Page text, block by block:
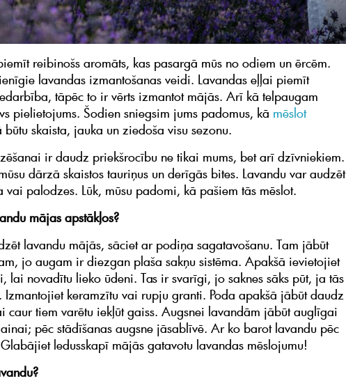
reibinošs aromāts, kas pasargā mūs no odiem un ērcēm.
lavandas izmantošanas veidi. Lavandas eļļai piemīt
tāpēc to ir vērts izmantot mājās. Arī kā telpaugam
pielietojums. Šodien sniegsim jums padomus, kā mēslot
būtu skaista, jauka un ziedoša visu sezonu.
ir daudz priekšrocību ne tikai mums, bet arī dzīvniekiem.
dārzā skaistos tauriņus un derīgās bites. Lavandu var audzēt
palodzes. Lūk, mūsu padomi, kā pašiem tās mēslot.
mājas apstākļos?
lavandu mājās, sāciet ar podiņa sagatavošanu. Tam jābūt
jo augam ir diezgan plaša sakņu sistēma. Apakšā ievietojiet
lai novadītu lieko ūdeni. Tas ir svarīgi, jo saknes sāks pūt, ja tās
Izmantojiet keramzītu vai rupju granti. Poda apakšā jābūt daudz
caur tiem varētu iekļūt gaiss. Augsnei lavandām jābūt auglīgai
pēc stādīšanas augsne jāsablīvē. Ar ko barot lavandu pēc
ledusskapī mājās gatavotu lavandas mēslojumu!